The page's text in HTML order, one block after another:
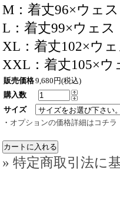
M：着丈96×ウェ
L：着丈99×ウェス
XL：着丈102×ウ
XXL：着丈105×ウ
販売価格9,680円(税込)
購入数
サイズ
・ オプションの価格詳細はコチラ
» 特定商取引法に